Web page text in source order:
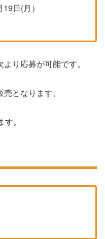
日(月）
り応募が可能です。
となります。
。